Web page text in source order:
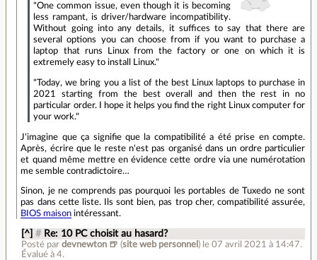
"One common issue, even though it is becoming
less rampant, is driver/hardware incompatibility.
Without going into any details, it suffices to say that there are
several options you can choose from if you want to purchase a
laptop that runs Linux from the factory or one on which it is
extremely easy to install Linux."
"Today, we bring you a list of the best Linux laptops to purchase in
2021 starting from the best overall and then the rest in no
particular order. I hope it helps you find the right Linux computer for
your work."
J'imagine que ça signifie que la compatibilité a été prise en compte.
Après, écrire que le reste n'est pas organisé dans un ordre particulier
et quand même mettre en évidence cette ordre via une numérotation
me semble contradictoire…
Sinon, je ne comprends pas pourquoi les portables de Tuxedo ne sont
pas dans cette liste. Ils sont bien, pas trop cher, compatibilité assurée,
BIOS maison intéressant.
[^] # Re: 10 PC choisit au hasard?
Posté par devnewton 🍺 (site web personnel ) le 07 avril 2021 à 14:47.
Évalué à 4.